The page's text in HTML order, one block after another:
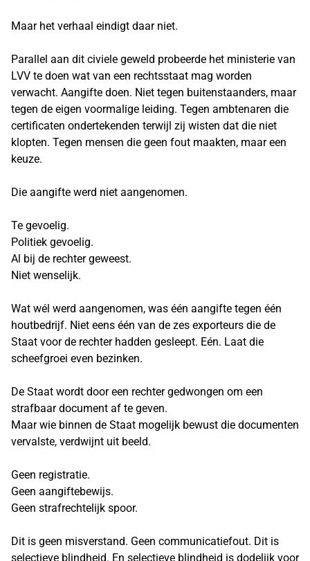
Maar het verhaal eindigt daar niet.
Parallel aan dit civiele geweld probeerde het ministerie van
LVV te doen wat van een rechtsstaat mag worden
verwacht. Aangifte doen. Niet tegen buitenstaanders, maar
tegen de eigen voormalige leiding. Tegen ambtenaren die
certificaten ondertekenden terwijl zij wisten dat die niet
klopten. Tegen mensen die geen fout maakten, maar een
keuze.
Die aangifte werd niet aangenomen.
Te gevoelig.
Politiek gevoelig.
Al bij de rechter geweest.
Niet wenselijk.
Wat wél werd aangenomen, was één aangifte tegen één
houtbedrijf. Niet eens één van de zes exporteurs die de
Staat voor de rechter hadden gesleept. Eén. Laat die
scheefgroei even bezinken.
De Staat wordt door een rechter gedwongen om een
strafbaar document af te geven.
Maar wie binnen de Staat mogelijk bewust die documenten
vervalste, verdwijnt uit beeld.
Geen registratie.
Geen aangiftebewijs.
Geen strafrechtelijk spoor.
Dit is geen misverstand. Geen communicatiefout. Dit is
selectieve blindheid. En selectieve blindheid is dodelijk voor